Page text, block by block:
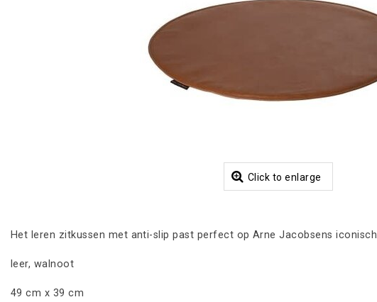
Click to enlarge
Het leren zitkussen met anti-slip past perfect op Arne Jacobsens
leer, walnoot
49 cm x 39 cm